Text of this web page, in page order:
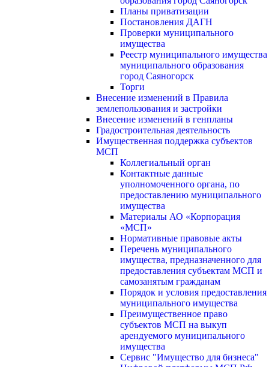
Планы приватизации
Постановления ДАГН
Проверки муниципального
имущества
Реестр муниципального имущества
муниципального образования
город Саяногорск
Торги
Внесение изменений в Правила
землепользования и застройки
Внесение изменений в генпланы
Градостроительная деятельность
Имущественная поддержка субъектов
МСП
Коллегиальный орган
Контактные данные
уполномоченного органа, по
предоставлению муниципального
имущества
Материалы АО «Корпорация
«МСП»
Нормативные правовые акты
Перечень муниципального
имущества, предназначенного для
предоставления субъектам МСП и
самозанятым гражданам
Порядок и условия предоставления
муниципального имущества
Преимущественное право
субъектов МСП на выкуп
арендуемого муниципального
имущества
Сервис "Имущество для бизнеса"